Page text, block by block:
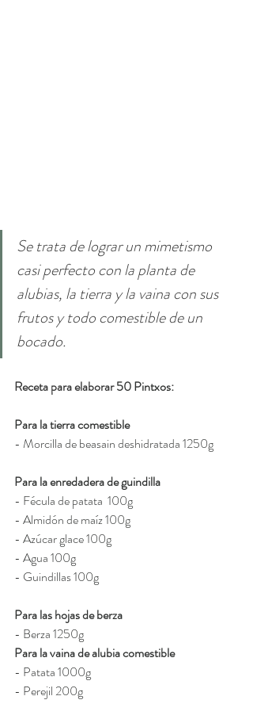
Se trata de lograr un mimetismo
casi perfecto con la planta de
alubias, la tierra y la vaina con sus
frutos y todo comestible de un
bocado.
Receta para elaborar 50 Pintxos:
Para la tierra comestible
- Morcilla de beasain deshidratada 1250g
Para la enredadera de guindilla
- Fécula de patata  100g
- Almidón de maíz 100g
- Azúcar glace 100g
- Agua 100g
- Guindillas 100g
Para las hojas de berza
- Berza 1250g
Para la vaina de alubia comestible
- Patata 1000g
- Perejil 200g